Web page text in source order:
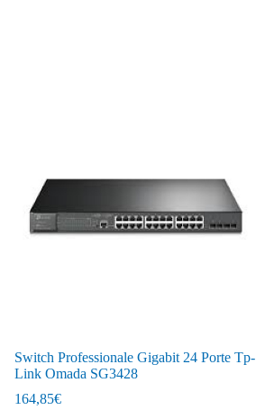
Switch Professionale Gigabit 24 Porte Tp-
Link Omada SG3428
164,85€